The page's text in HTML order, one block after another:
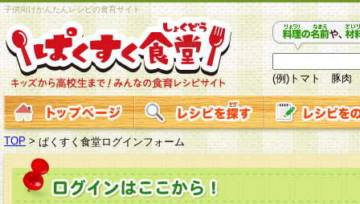
子供向けかんたんレシピの食育サイト
(例)トマト 豚肉
TOP > ぱくすく食堂ログインフォーム